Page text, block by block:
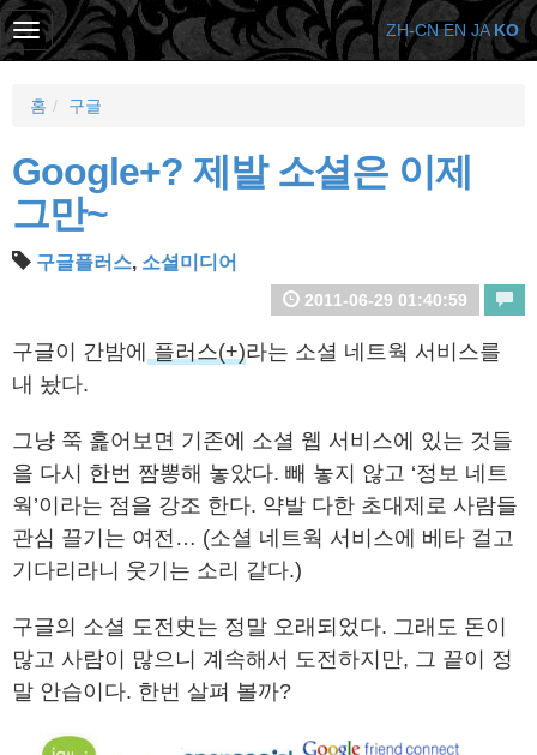
홈 구글
Google+? 제발 소셜은 이제
그만~
구글플러스, 소셜미디어
2011-06-29 01:40:59
구글이 간밤에 플러스(+)라는 소셜 네트웍 서비스를
내 놨다.
그냥 쭉 흝어보면 기존에 소셜 웹 서비스에 있는 것들
을 다시 한번 짬뽕해 놓았다. 빼 놓지 않고 ‘정보 네트
웍’이라는 점을 강조 한다. 약발 다한 초대제로 사람들
관심 끌기는 여전… (소셜 네트웍 서비스에 베타 걸고
기다리라니 웃기는 소리 같다.)
구글의 소셜 도전史는 정말 오래되었다. 그래도 돈이
많고 사람이 많으니 계속해서 도전하지만, 그 끝이 정
말 안습이다. 한번 살펴 볼까?
ZH-CN EN JA KO